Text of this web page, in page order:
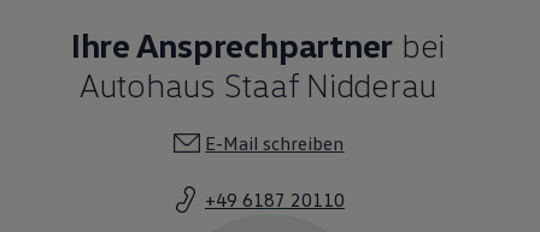
Ihre Ansprechpartner bei
Autohaus Staaf Nidderau
E-Mail schreiben
+49 6187 20110